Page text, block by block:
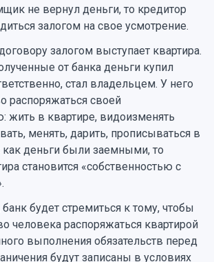
не вернул деньги, то кредитор
залогом на свое усмотрение.
залогом выступает квартира.
от банка деньги купил
стал владельцем. У него
распоряжаться своей
жить в квартире, видоизменять
менять, дарить, прописываться в
как деньги были заемными, то
становится «собственностью с
будет стремиться к тому, чтобы
человека распоряжаться квартирой
выполнения обязательств перед
будут записаны в условиях